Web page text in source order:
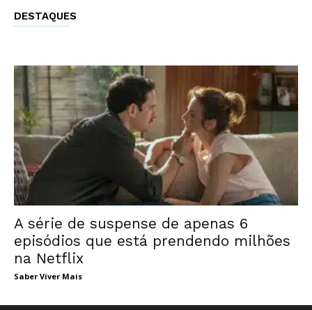
DESTAQUES
A série de suspense de apenas 6
episódios que está prendendo milhões
na Netflix
Saber Viver Mais